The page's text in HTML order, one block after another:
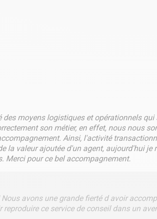
moyens logistiques et opérationnels
son métier, en effet, nous nous
Ainsi, l'activité
la valeur ajoutée d'un agent, aujourd'hui je
Merci pour ce bel accompagnement.
avons une grande fierté d avoir
ce service de conseil dans un